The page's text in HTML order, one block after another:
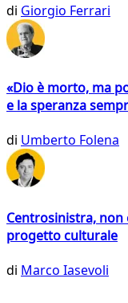
di Giorgio Ferrari
«Dio è morto, ma
e la speranza
di Umberto Folena
Centrosinistra, non
progetto culturale
di Marco Iasevoli